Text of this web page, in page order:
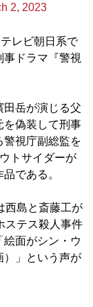
2, 2023
レビ朝日系で
ドラマ『警視
岳が演じる父
を偽装して刑事
警視庁副総監を
トサイダーが
である。
西島と斎藤工が
ステス殺人事件
面がシン・ウ
）」という声が